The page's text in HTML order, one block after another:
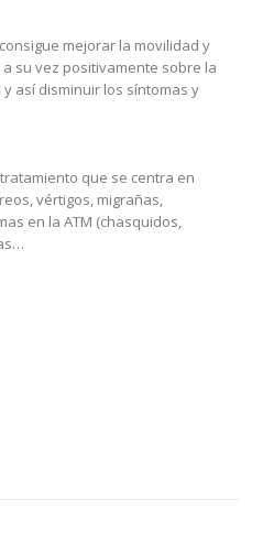
mejorar la movilidad y
su vez positivamente sobre la
así disminuir los síntomas y
que se centra en
vértigos, migrañas,
en la ATM (chasquidos,